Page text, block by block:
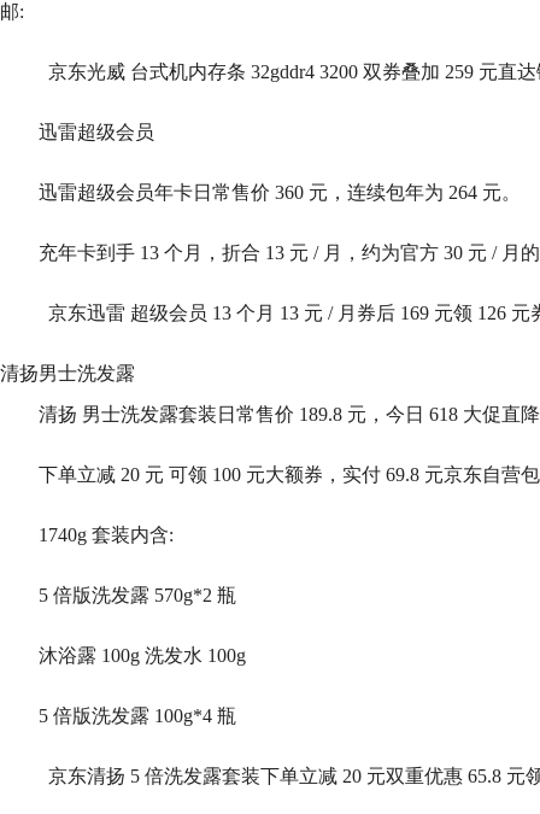
邮:
京东光威 台式机内存条 32gddr4 3200 双券叠加 259 元直
迅雷超级会员
迅雷超级会员年卡日常售价 360 元，连续包年为 264 元。
充年卡到手 13 个月，折合 13 元 / 月，约为官方 30 元 / 月
京东迅雷 超级会员 13 个月 13 元 / 月券后 169 元领 126 元
清扬男士洗发露
清扬 男士洗发露套装日常售价 189.8 元，今日 618 大促直
下单立减 20 元 可领 100 元大额券，实付 69.8 元京东自营
1740g 套装内含:
5 倍版洗发露 570g*2 瓶
沐浴露 100g 洗发水 100g
5 倍版洗发露 100g*4 瓶
京东清扬 5 倍洗发露套装下单立减 20 元双重优惠 65.8 元